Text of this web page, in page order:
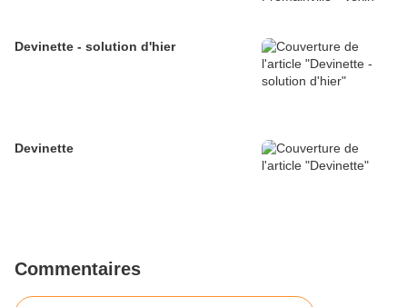
Devinette - solution d'hier
Devinette
Commentaires